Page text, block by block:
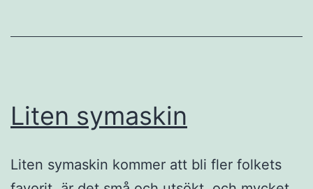
Liten symaskin
Liten symaskin kommer att bli fler folkets